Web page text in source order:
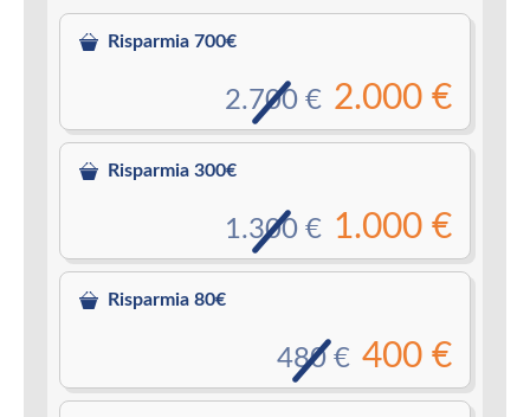
Risparmia 700€
2.000 €
2.700 €
Risparmia 300€
1.000 €
1.300 €
Risparmia 80€
400 €
480 €